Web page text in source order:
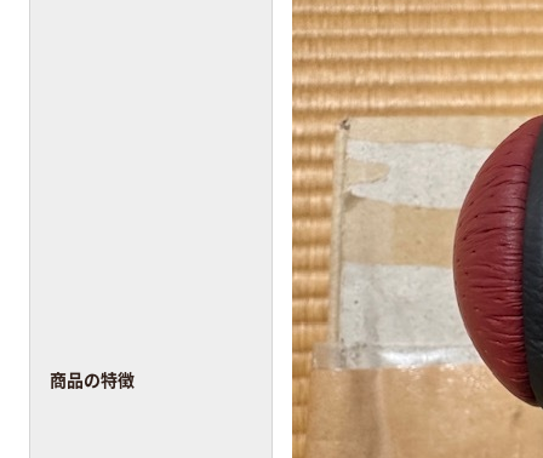
商品の特徴